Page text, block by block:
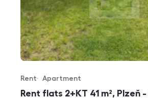
Rent flats 2+KT 41 m², Plzeň
Offer type
Rent
Property type
Apartment